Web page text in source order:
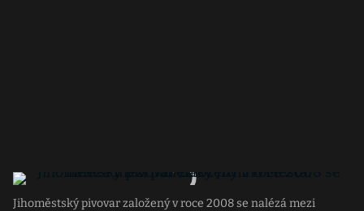
Jihoměstský pivovar založený v roce 2008 se nalézá mezi